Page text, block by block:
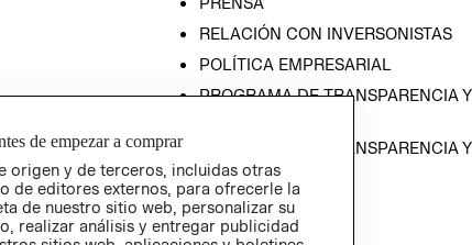
RELACIÓN CON INVERSONISTAS
POLÍTICA EMPRESARIAL
PROGRAMA DE TRANSPARENCIA Y
PROGRAMA DE TRANSPARENCIA Y
ÉTICA (INGLÉS)
de empezar a comprar
origen y de terceros, incluidas otras
de editores externos, para ofrecerle la
de nuestro sitio web, personalizar su
realizar análisis y entregar publicidad